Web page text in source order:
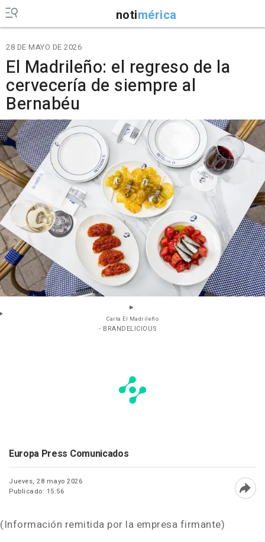
notimérica
28 DE MAYO DE 2026
El Madrileño: el regreso de la
cervecería de siempre al
Bernabéu
Carta El Madrileño
- BRANDELICIOUS
Europa Press Comunicados
Jueves, 28 mayo 2026
Publicado: 15:56
(Información remitida por la empresa firmante)